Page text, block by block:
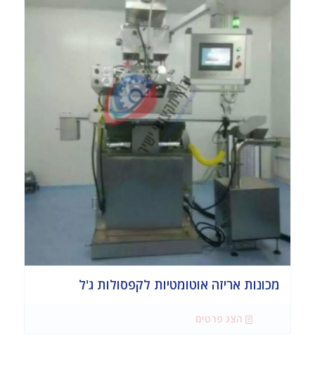
מכונות אריזה אוטומטיות לקפסולות ג'ל
הצג פרטים